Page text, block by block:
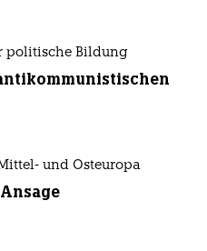
politische Bildung
und Osteuropa